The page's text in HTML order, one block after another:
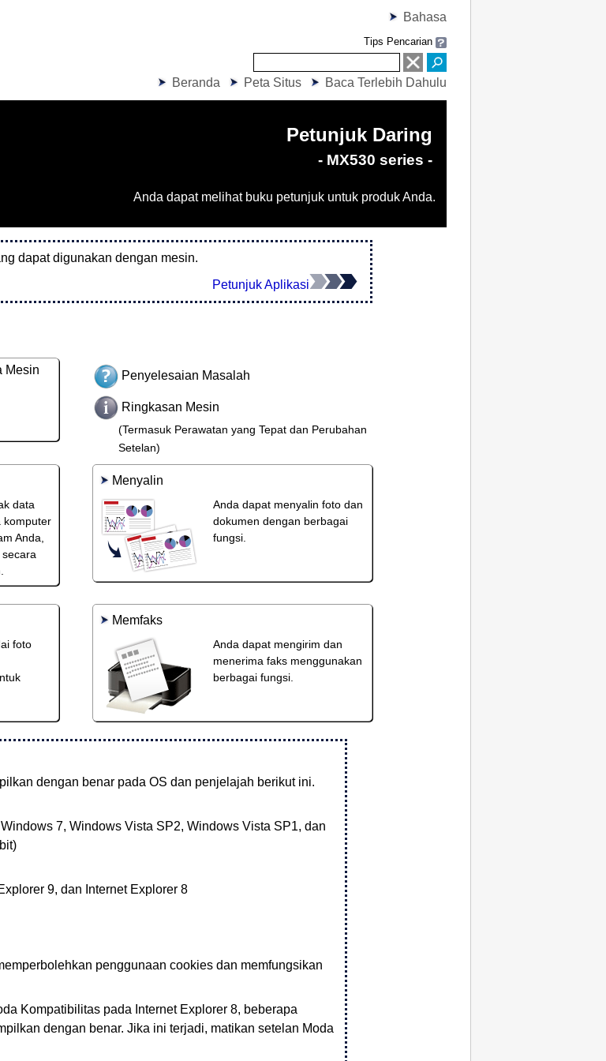
Bahasa
Tips Pencarian
Beranda Peta Situs Baca Terlebih Dahulu
Petunjuk Daring
- MX530 series -
Anda dapat melihat buku petunjuk untuk produk Anda.
dapat digunakan dengan mesin.
Petunjuk Aplikasi
Mesin Penyelesaian Masalah
Ringkasan Mesin
(Termasuk Perawatan yang Tepat dan Perubahan
Setelan)
data
komputer
Anda,
Menyalin
Anda dapat menyalin foto dan
dokumen dengan berbagai
fungsi.
foto
Memfaks
Anda dapat mengirim dan
menerima faks menggunakan
berbagai fungsi.
dengan benar pada OS dan penjelajah berikut ini.
Windows 7, Windows Vista SP2, Windows Vista SP1, dan
9, dan Internet Explorer8
penggunaan cookies dan memfungsikan
Kompatibilitas pada Internet Explorer8, beberapa
dengan benar. Jika ini terjadi, matikan setelan Moda